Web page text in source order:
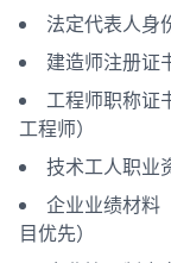
法定代表人身
建造师注册证
工程师职称证
工程师）
技术工人职业
企业业绩材料
目优先）